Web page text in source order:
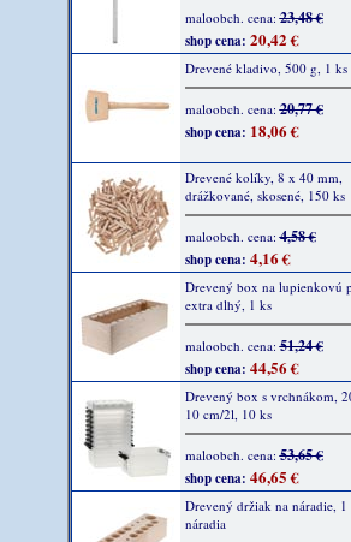
maloobch. cena:23,48 €
shop cena: 20,42 €
Drevené kladivo, 500 g, 1 ks
maloobch. cena:20,77 €
shop cena: 18,06 €
Drevené kolíky, 8 x 40 mm,
drážkované, skosené, 150 ks
maloobch. cena:4,58 €
shop cena: 4,16 €
Drevený box na lupienkovú
extra dlhý, 1 ks
maloobch. cena:51,24 €
shop cena: 44,56 €
Drevený box s vrchnákom,
10 cm/2l, 10 ks
maloobch. cena:53,65 €
shop cena: 46,65 €
Drevený držiak na náradie, 1
náradia